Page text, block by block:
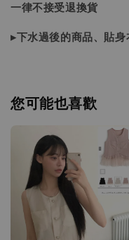
一律不接受退換貨
▸下水過後的商品、貼
您可能也喜歡